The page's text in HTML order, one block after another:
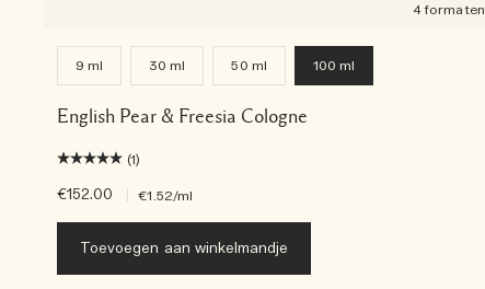
4 formaten
9 ml 30 ml 50 ml 100 ml
English Pear & Freesia Cologne
(1)
€152.00 €1.52/ml
Toevoegen aan winkelmandje